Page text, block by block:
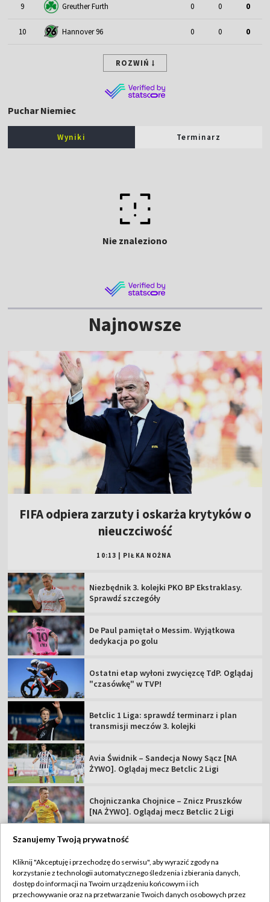
9 Greuther Furth 0 0 0
10 Hannover 96 0 0 0
ROZWIŃ
Puchar Niemiec
Wyniki Terminarz
Nie znaleziono
Najnowsze
FIFA odpiera zarzuty i oskarża krytyków o
nieuczciwość
10:13 PIŁKA NOŻNA
Niezbędnik 3. kolejki PKO BP Ekstraklasy.
Sprawdź szczegóły
De Paul pamiętał o Messim. Wyjątkowa
dedykacja po golu
Ostatni etap wyłoni zwycięzcę TdP. Oglądaj
"czasówkę" w TVP!
Betclic 1 Liga: sprawdź terminarz i plan
transmisji meczów 3. kolejki
Avia Świdnik – Sandecja Nowy Sącz [NA
ŻYWO]. Oglądaj mecz Betclic 2 Ligi
Chojniczanka Chojnice – Znicz Pruszków
[NA ŻYWO]. Oglądaj mecz Betclic 2 Ligi
TVP
Abonament TVP
Regulamin TVP
Szanujemy Twoją prywatność
Kliknij "Akceptuję i przechodzę do serwisu", aby wyrazić zgody na
korzystanie z technologii automatycznego śledzenia i zbierania danych,
dostęp do informacji na Twoim urządzeniu końcowym i ich
przechowywanie oraz na przetwarzanie Twoich danych osobowych przez